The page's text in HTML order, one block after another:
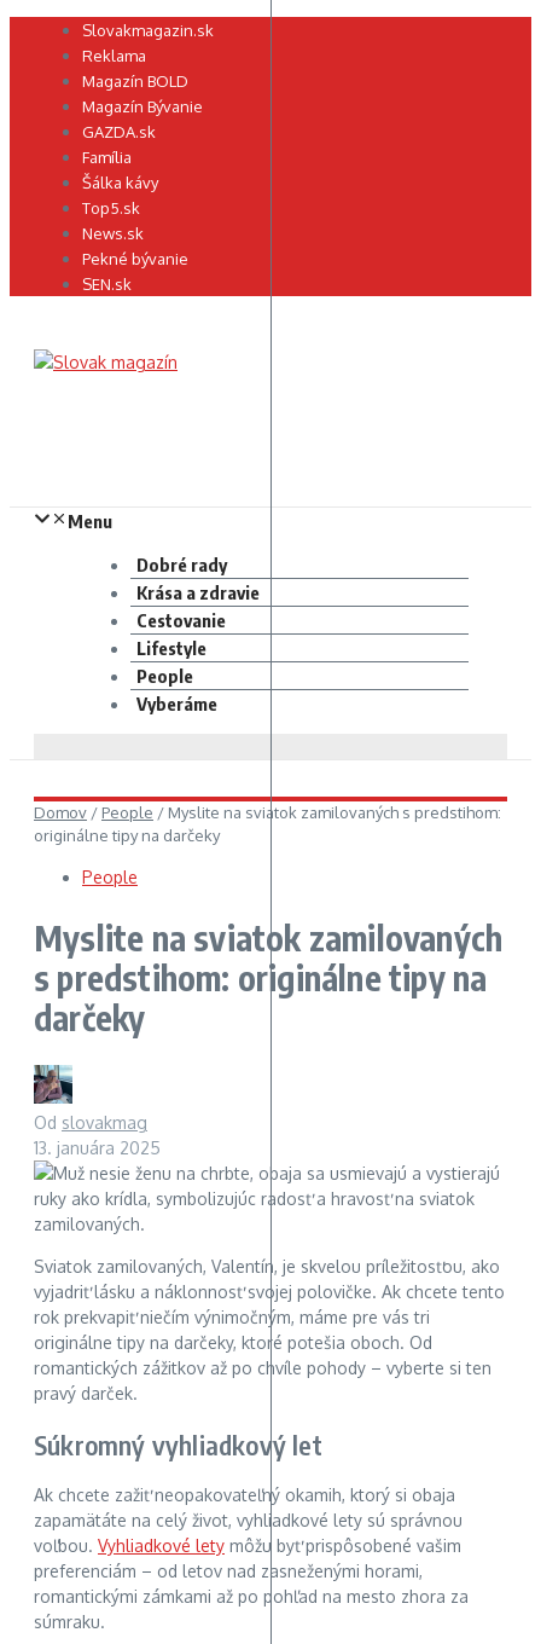
Preskočiť
Slovakmagazin.sk
Reklama
Magazín BOLD
Magazín Bývanie
GAZDA.sk
Família
Šálka kávy
Top5.sk
News.sk
Pekné bývanie
SEN.sk
Menu
Dobré rady
Krása a zdravie
Cestovanie
Lifestyle
People
Vyberáme
Domov / People / Myslite na sviatok zamilovaných s predstihom:
originálne tipy na darčeky
People
Myslite na sviatok zamilovaných
s predstihom: originálne tipy na
darčeky
Od slovakmag
13. januára 2025
Sviatok zamilovaných, Valentín, je skvelou príležitosťou, ako
vyjadriť lásku a náklonnosť svojej polovičke. Ak chcete tento
rok prekvapiť niečím výnimočným, máme pre vás tri
originálne tipy na darčeky, ktoré potešia oboch. Od
romantických zážitkov až po chvíle pohody – vyberte si ten
pravý darček.
Súkromný vyhliadkový let
Ak chcete zažiť neopakovateľný okamih, ktorý si obaja
zapamätáte na celý život, vyhliadkové lety sú správnou
voľbou. Vyhliadkové lety môžu byť prispôsobené vašim
preferenciám – od letov nad zasneženými horami,
romantickými zámkami až po pohľad na mesto zhora za
súmraku.